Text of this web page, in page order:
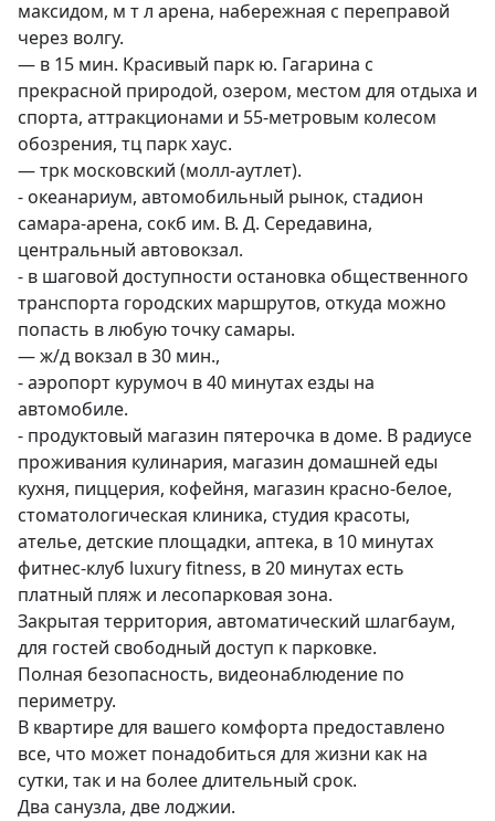
максидом, м т л арена, набережная с переправой
через волгу.
— в 15 мин. Красивый парк ю. Гагарина с
прекрасной природой, озером, местом для отдыха и
спорта, аттракционами и 55-метровым колесом
обозрения, тц парк хаус.
— трк московский (молл-аутлет).
- океанариум, автомобильный рынок, стадион
самара-арена, сокб им. В. Д. Середавина,
центральный автовокзал.
- в шаговой доступности остановка общественного
транспорта городских маршрутов, откуда можно
попасть в любую точку самары.
— ж/д вокзал в 30 мин.,
- аэропорт курумоч в 40 минутах езды на
автомобиле.
- продуктовый магазин пятерочка в доме. В радиусе
проживания кулинария, магазин домашней еды
кухня, пиццерия, кофейня, магазин красно-белое,
стоматологическая клиника, студия красоты,
ателье, детские площадки, аптека, в 10 минутах
фитнес-клуб luxury fitness, в 20 минутах есть
платный пляж и лесопарковая зона.
Закрытая территория, автоматический шлагбаум,
для гостей свободный доступ к парковке.
Полная безопасность, видеонаблюдение по
периметру.
В квартире для вашего комфорта предоставлено
все, что может понадобиться для жизни как на
сутки, так и на более длительный срок.
Два санузла, две лоджии.